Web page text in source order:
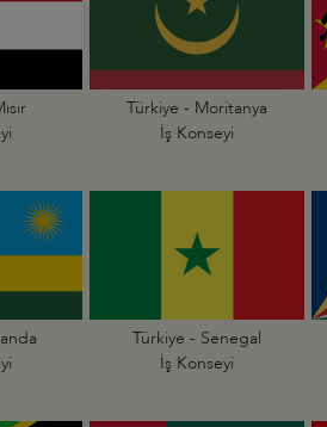
Türkiye - Moritanya
İş Konseyi
Türkiye - Senegal
İş Konseyi